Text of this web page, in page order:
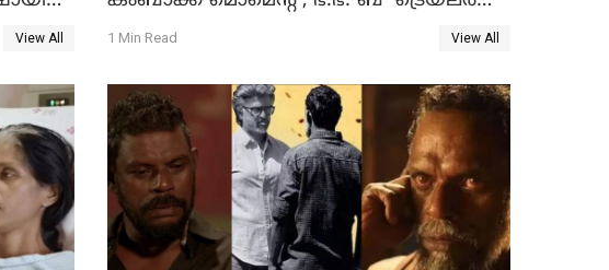
View All
പുറത്ത്
1 Min Read View All